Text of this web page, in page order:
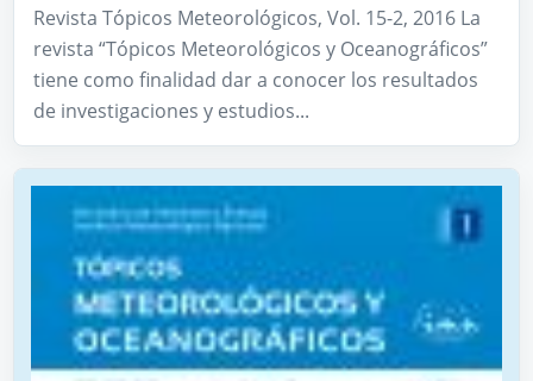
Revista Tópicos Meteorológicos, Vol. 15-2, 2016 La
revista “Tópicos Meteorológicos y Oceanográficos”
tiene como finalidad dar a conocer los resultados
de investigaciones y estudios...